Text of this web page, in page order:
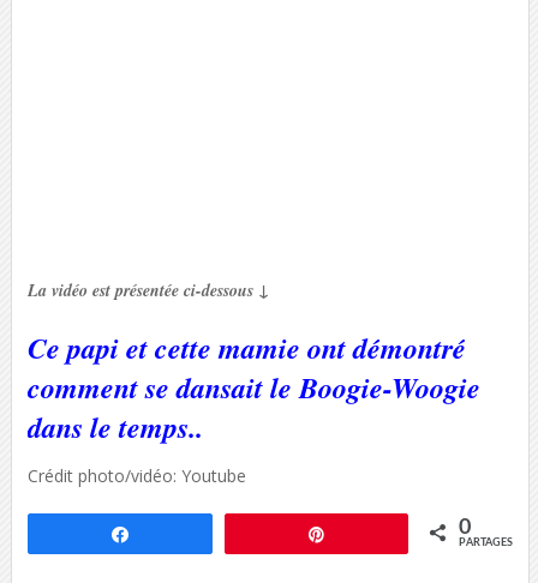
La vidéo est présentée ci-dessous ↓
Ce papi et cette mamie ont démontré
comment se dansait le Boogie-Woogie
dans le temps..
Crédit photo/vidéo: Youtube
0
PARTAGES